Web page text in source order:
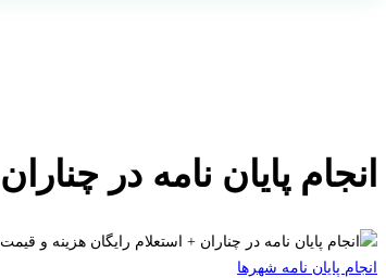
انجام پایان نامه در
انجام پایان نامه شهرها